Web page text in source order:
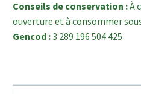
Conseils de conservation :À
ouverture et à consommer
Gencod :3 289 196 504 425